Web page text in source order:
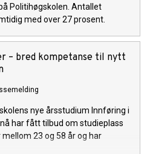
Politihøgskolen. Antallet
med over 27 prosent.
– bred kompetanse til nytt
nye årsstudium Innføring i
har fått tilbud om studieplass
23 og 58 år og har